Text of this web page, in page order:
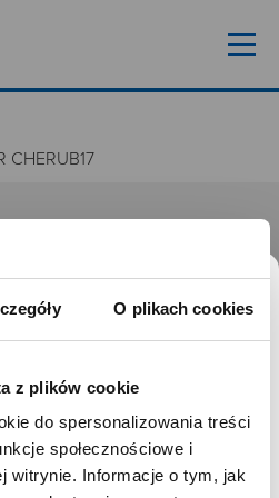
O plikach cookies
z plików cookie
do spersonalizowania treści
społecznościowe i
witrynie. Informacje o tym, jak
CHERUB17
Zibi
UŻYTKOWNIKU,